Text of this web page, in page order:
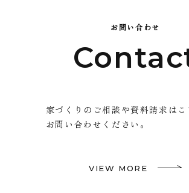
お問い合わせ
家づくりのご相談や資料請求はこ
お問い合わせください。
VIEW MORE